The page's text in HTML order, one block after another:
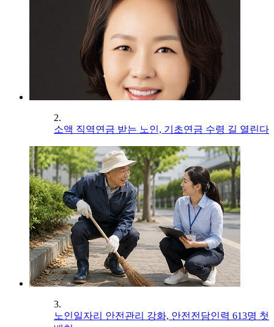
2.
소액 직역연금 받는 노인, 기초연금 수령 길 열린다
3.
노인일자리 안전관리 강화, 안전전담인력 613명 첫